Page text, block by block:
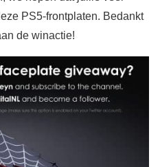
PS5-frontplaten. Bedankt
de winactie!